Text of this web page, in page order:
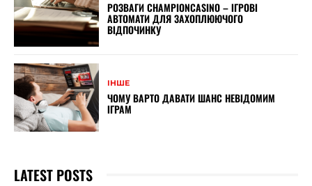
РОЗВАГИ CHAMPIONCASINO – ІГРОВІ
АВТОМАТИ ДЛЯ ЗАХОПЛЮЮЧОГО
ВІДПОЧИНКУ
ІНШЕ
ЧОМУ ВАРТО ДАВАТИ ШАНС НЕВІДОМИМ
ІГРАМ
LATEST POSTS